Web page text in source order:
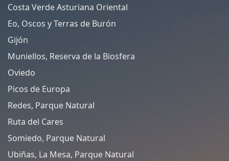
Costa Verde Asturiana Oriental
Eo, Oscos y Terras de Burón
Gijón
Muniellos, Reserva de la Biosfera
Oviedo
Picos de Europa
Redes, Parque Natural
Ruta del Cares
Somiedo, Parque Natural
Ubiñas, La Mesa, Parque Natural